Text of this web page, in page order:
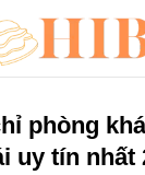
phòng
uy tín nhất